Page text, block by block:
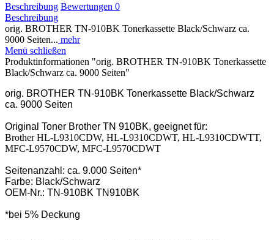
Beschreibung Bewertungen 0
Beschreibung
orig. BROTHER TN-910BK Tonerkassette Black/Schwarz ca.
9000 Seiten... mehr
Menü schließen
Produktinformationen "orig. BROTHER TN-910BK Tonerkassette
Black/Schwarz ca. 9000 Seiten"
orig. BROTHER TN-910BK Tonerkassette Black/Schwarz
ca. 9000 Seiten
Original Toner Brother TN 910BK, geeignet für:
Brother HL-L9310CDW, HL-L9310CDWT, HL-L9310CDWTT,
MFC-L9570CDW, MFC-L9570CDWT
Seitenanzahl: ca. 9.000 Seiten*
Farbe: Black/Schwarz
OEM-Nr.: TN-910BK TN910BK
*bei 5% Deckung